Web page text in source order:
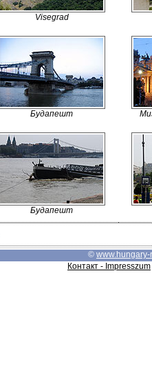
Visegrad
Будапешт
Будапешт
© www.hungary-
Контакт - Impresszum